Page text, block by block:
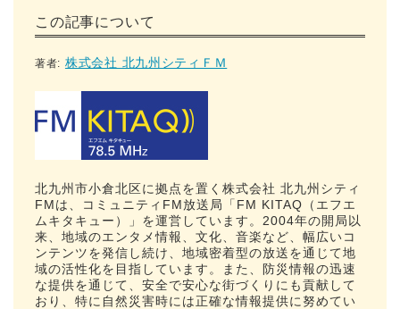
この記事について
著者: 株式会社 北九州シティＦＭ
北九州市小倉北区に拠点を置く株式会社 北九州シティ
FMは、コミュニティFM放送局「FM KITAQ（エフエ
ムキタキュー）」を運営しています。2004年の開局以
来、地域のエンタメ情報、文化、音楽など、幅広いコ
ンテンツを発信し続け、地域密着型の放送を通じて地
域の活性化を目指しています。また、防災情報の迅速
な提供を通じて、安全で安心な街づくりにも貢献して
おり、特に自然災害時には正確な情報提供に努めてい